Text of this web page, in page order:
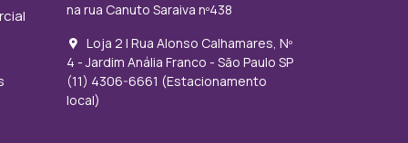
na rua Canuto Saraiva nº438
Loja 2 | Rua Alonso Calhamares, Nº
4 - Jardim Anália Franco - São Paulo SP
(11) 4306-6661 (Estacionamento
local)